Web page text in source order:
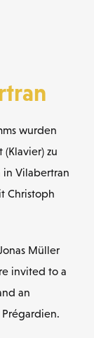
wurden
zu
Vilabertran
Christoph
Müller
invited to a
an